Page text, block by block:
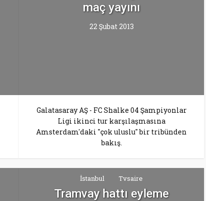
maç yayını
22 Şubat 2013
Galatasaray AŞ - FC Shalke 04 Şampiyonlar
Ligi ikinci tur karşılaşmasına
Amsterdam'daki "çok uluslu" bir tribünden
bakış.
İstanbul Tvsaire
Tramvay hattı eyleme